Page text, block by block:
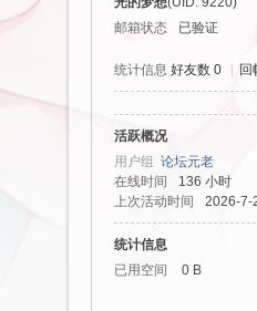
邮箱状态
已验证
统计信息 好友数 0 回
活跃概况
用户组 论坛元老
在线时间
136 小时
上次活动时间
2026-7-
统计信息
已用空间
0 B